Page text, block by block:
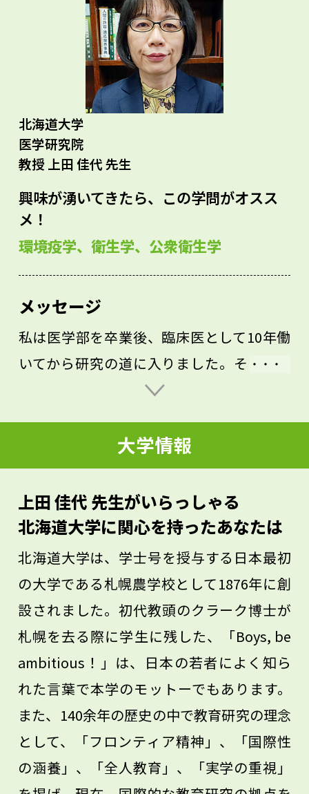
o
北海道大学
医学研究院
教授 上田 佳代 先生
興味が湧いてきたら、この学問がオスス
メ！
環境疫学、衛生学、公衆衛生学
メッセージ
私は医学部を卒業後、臨床医として10年働
いてから研究の道に入りました。その後も
環境学・工学分野に寄り道して、多くの分
気環境、特に大気中粒子の健康影響－に取
り組んでいます。大気汚染の原因となる微
粒子は、気候変動とその健康影響にも密接
にかかわり、その研究は日本だけでなく世
界的にも重要でやりがいのあるテーマで
す。目的地に向かってまっしぐらに進むこ
とも重要ですが、その時々の選択をして寄
り道をするのも思いもかけない発見があり
結果的には回り道ではないと考えていま
す。
大学情報
上田 佳代 先生がいらっしゃる
北海道大学に関心を持ったあなたは
北海道大学は、学士号を授与する日本最初
の大学である札幌農学校として1876年に創
設されました。初代教頭のクラーク博士が
札幌を去る際に学生に残した、「Boys, be
ambitious！」は、日本の若者によく知ら
れた言葉で本学のモットーでもあります。
また、140余年の歴史の中で教育研究の理念
として、「フロンティア精神」、「国際性
の涵養」、「全人教育」、「実学の重視」